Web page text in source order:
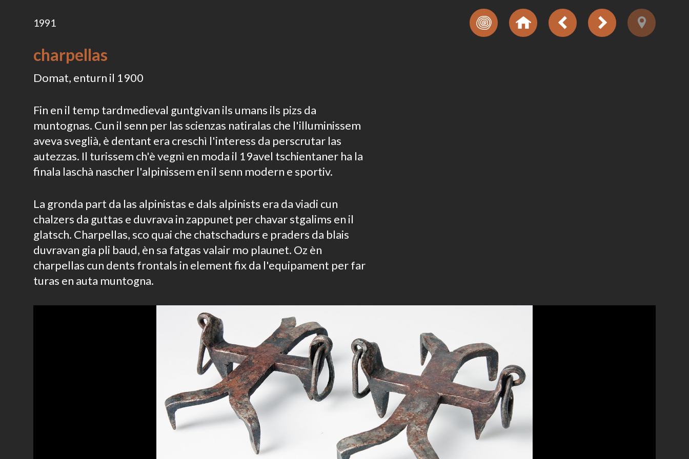
1991
charpellas
Domat, enturn il 1900
Fin en il temp tardmedieval guntgivan ils umans ils pizs da
muntognas. Cun il senn per las scienzas natiralas che l'illuminissem
aveva sveglià, è dentant era creschì l'interess da perscrutar las
autezzas. Il turissem ch'è vegnì en moda il 19avel tschientaner ha la
finala laschà nascher l'alpinissem en il senn modern e sportiv.
La gronda part da las alpinistas e dals alpinists era da viadi cun
chalzers da guttas e duvrava in zappunet per chavar stgalims en il
glatsch. Charpellas, sco quai che chatschadurs e praders da blais
duvravan gia pli baud, èn sa fatgas valair mo plaunet. Oz èn
charpellas cun dents frontals in element fix da l'equipament per far
turas en auta muntogna.